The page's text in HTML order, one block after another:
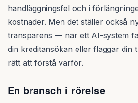
handläggningsfel och i
kostnader. Men det ställer också
transparens — när ett AI-system
din kreditansökan eller flaggar din
rätt att förstå varför.
En bransch i rörelse